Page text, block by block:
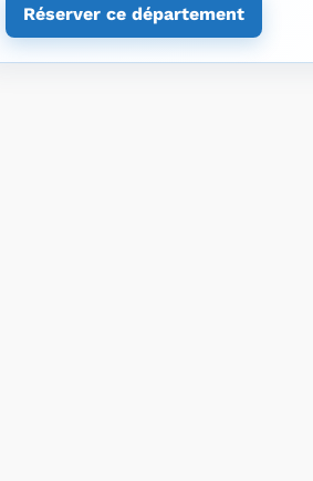
Réserver ce département